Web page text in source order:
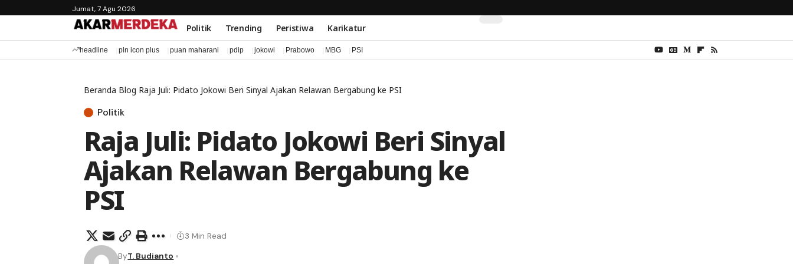
Jumat, 7 Agu 2026
Politik Trending Peristiwa Karikatur
headline pln icon plus puan maharani pdip jokowi Prabowo MBG PSI
Beranda Blog Raja Juli: Pidato Jokowi Beri Sinyal Ajakan Relawan Bergabung ke PSI
Politik
Raja Juli: Pidato Jokowi Beri Sinyal
Ajakan Relawan Bergabung ke
PSI
ByT. Budianto
3 Min Read